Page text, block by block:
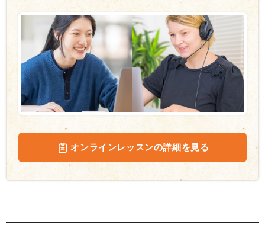
オンラインレッスンの詳細を見る